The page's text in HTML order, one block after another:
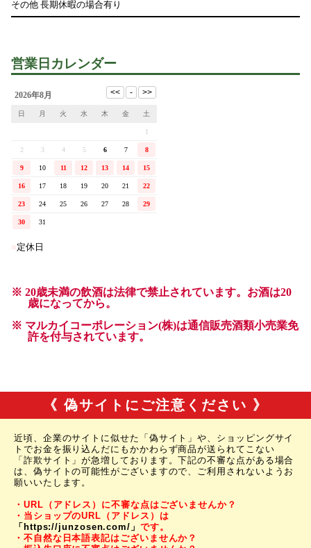
《 偽サイトにご注意ください 》
近頃、企業のサイトに似せた「偽サイト」や、ショッピングサイ
トでお金を振り込んだにもかかわらず商品が送られてこない
「詐欺サイト」が急増しております。下記の不審な点がある場合
は、偽サイトの可能性がございますので、ご利用されないようお
願いいたします。
・URL（アドレス）に不審な点はございませんか？
・当ショップのURL（アドレス）は
「https://junzosen.com/」 です。
・不自然な日本語表記はございませんか？